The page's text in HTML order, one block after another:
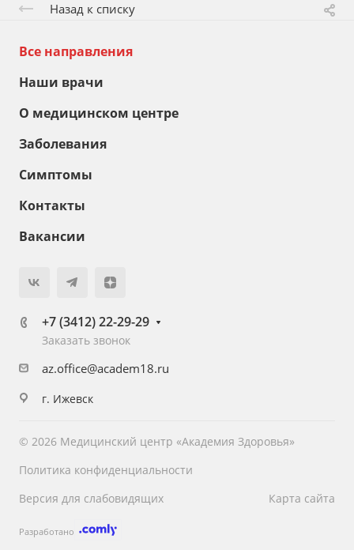
Назад к списку
Все направления
Наши врачи
О медицинском центре
Заболевания
Симптомы
Контакты
Вакансии
+7 (3412) 22-29-29
Заказать звонок
az.office@academ18.ru
г. Ижевск
© 2026 Медицинский центр «Академия Здоровья»
Политика конфиденциальности
Версия для слабовидящих
Карта сайта
Разработано